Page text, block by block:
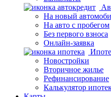
На новый
На авто с пробегом
Без первого взноса
Онлайн-заявка
Новостройки
Вторичное жилье
Рефинансирование
Калькулятор